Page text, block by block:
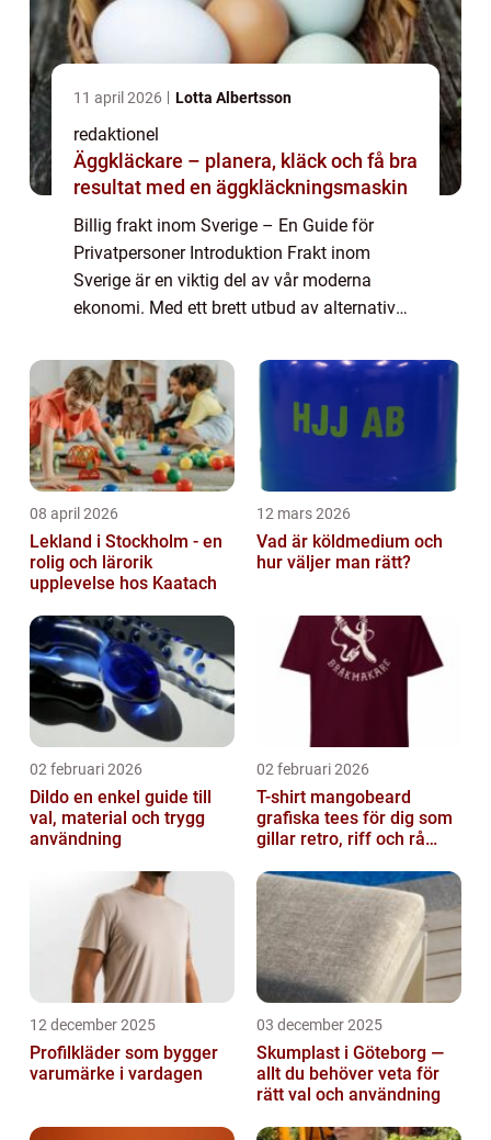
11 april 2026 Lotta Albertsson
redaktionel
Äggkläckare – planera, kläck och få bra
resultat med en äggkläckningsmaskin
Billig frakt inom Sverige – En Guide för
Privatpersoner Introduktion Frakt inom
Sverige är en viktig del av vår moderna
ekonomi. Med ett brett utbud av alternativ
privatpersoner att skicka sina paket och
dok...
08 april 2026
Lekland i Stockholm - en
rolig och lärorik
upplevelse hos Kaatach
12 mars 2026
Vad är köldmedium och
hur väljer man rätt?
02 februari 2026
Dildo en enkel guide till
val, material och trygg
användning
02 februari 2026
T-shirt mangobeard
grafiska tees för dig som
gillar retro, riff och rå
12 december 2025
Profilkläder som bygger
varumärke i vardagen
03 december 2025
Skumplast i Göteborg —
allt du behöver veta för
rätt val och användning